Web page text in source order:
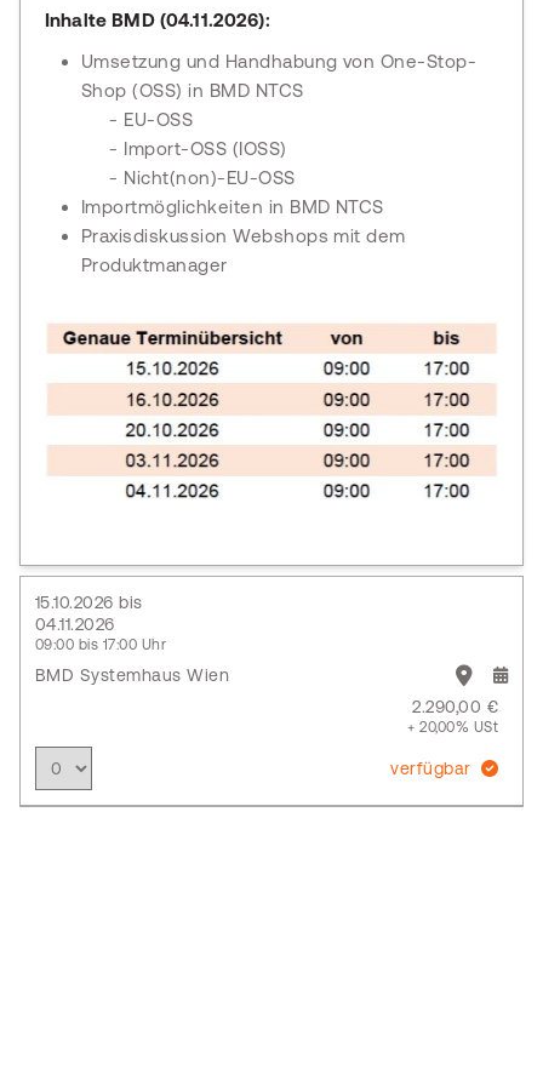
Inhalte BMD (04.11.2026):
Umsetzung und Handhabung von One-Stop-
Shop (OSS) in BMD NTCS
- EU-OSS
- Import-OSS (IOSS)
- Nicht(non)-EU-OSS
Importmöglichkeiten in BMD NTCS
Praxisdiskussion Webshops mit dem
Produktmanager
15.10.2026 bis
04.11.2026
09:00 bis 17:00 Uhr
BMD Systemhaus Wien
2.290,00 €
+ 20,00% USt
verfügbar